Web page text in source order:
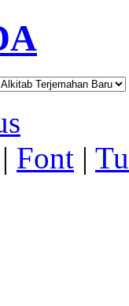
| Font |